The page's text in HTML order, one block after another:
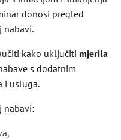
donosi pregled
nabavi.
kako uključiti mjerila
s dodatnim
i usluga.
nabavi: